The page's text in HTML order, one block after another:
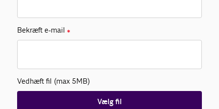
Bekræft e-mail ✱
Vedhæft fil (max 5MB)
Vælg fil